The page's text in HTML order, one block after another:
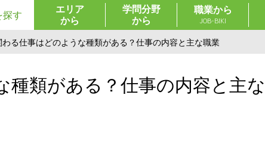
探す
エリア
から
学問分野
から
職業から
JOB-BIKI
わる仕事はどのような種類がある？仕事の内容と主な職業
種類がある？仕事の内容と主な